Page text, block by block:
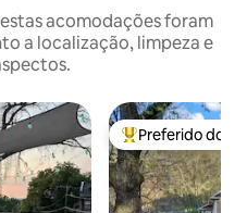
acomodações foram
a localização, limpeza e
hóspedes Entre os
Preferido dos